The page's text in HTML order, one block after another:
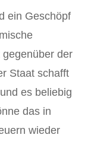
ein Geschöpf
der
Staat schafft
es beliebig
das in
wieder